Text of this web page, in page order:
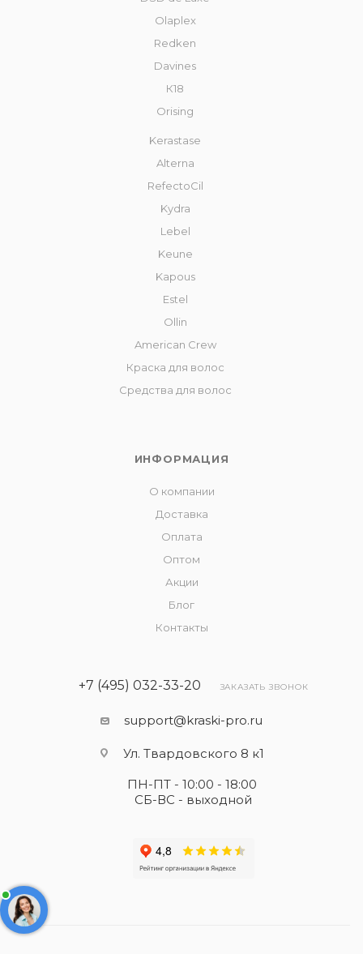
Olaplex
Redken
Davines
К18
Orising
Kerastase
Alterna
RefectoCil
Kydra
Lebel
Keune
Kapous
Estel
Ollin
American Crew
Краска для волос
Средства для волос
ИНФОРМАЦИЯ
О компании
Доставка
Оплата
Оптом
Акции
Блог
Контакты
+7 (495) 032-33-20 ЗАКАЗАТЬ ЗВОНОК
support@kraski-pro.ru
Ул. Твардовского 8 к1
ПН-ПТ - 10:00 - 18:00
СБ-ВС - выходной